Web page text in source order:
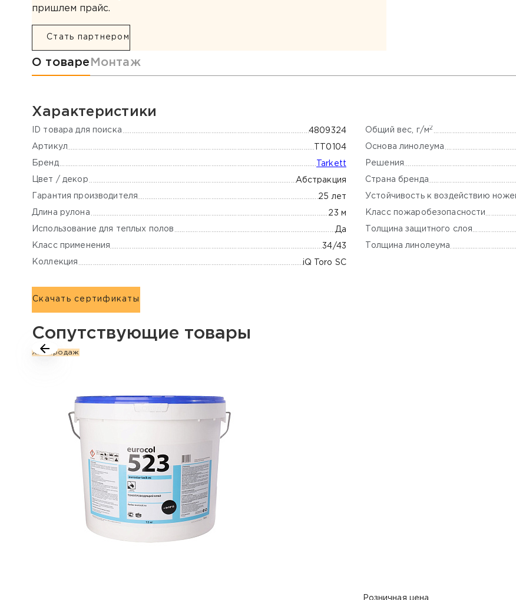
пришлем прайс.
Стать партнером
Информация о товаре
О товаре Монтаж
Характеристики
ID товара для поиска 4809324
Артикул TT0104
Бренд Tarkett
Цвет / декор Абстракция
Гарантия производителя 25 лет
Длина рулона 23 м
Использование для теплых полов Да
Класс применения 34/43
Коллекция iQ Toro SC
Общий вес, г/м2
Основа линолеума
Решения
Страна бренда
Устойчивость к воздействию
Класс пожаробезопасности
Толщина защитного слоя
Толщина линолеума
Скачать сертификаты
Сопутствующие товары
Хит продаж
Розничная цена